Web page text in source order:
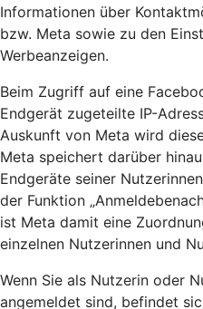
Informationen über
bzw. Meta sowie zu den
Werbeanzeigen.
Beim Zugriff auf eine
Endgerät zugeteilte IP-
Auskunft von Meta wird
Meta speichert darüber
Endgeräte seiner
der Funktion
ist Meta damit eine
einzelnen Nutzerinnen und
Wenn Sie als Nutzerin oder
angemeldet sind, befindet